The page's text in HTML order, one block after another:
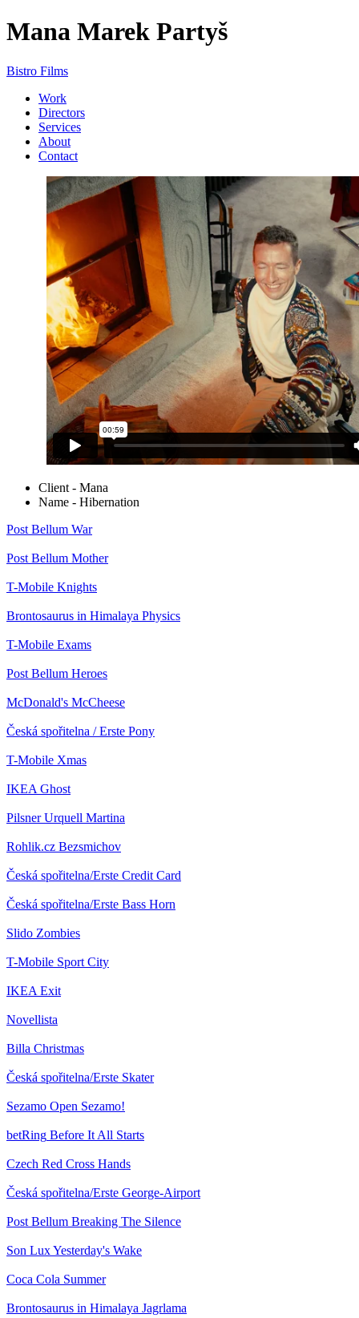
Mana Marek Partyš
Bistro Films
Work
Directors
Services
About
Contact
Client - Mana
Name - Hibernation
Post Bellum War
Post Bellum Mother
T-Mobile Knights
Brontosaurus in Himalaya Physics
T-Mobile Exams
Post Bellum Heroes
McDonald's McCheese
Česká spořitelna / Erste Pony
T-Mobile Xmas
IKEA Ghost
Pilsner Urquell Martina
Rohlik.cz Bezsmichov
Česká spořitelna/Erste Credit Card
Česká spořitelna/Erste Bass Horn
Slido Zombies
T-Mobile Sport City
IKEA Exit
Novellista
Billa Christmas
Česká spořitelna/Erste Skater
Sezamo Open Sezamo!
betRing Before It All Starts
Czech Red Cross Hands
Česká spořitelna/Erste George-Airport
Post Bellum Breaking The Silence
Son LuxYesterday's Wake
Coca Cola Summer
Brontosaurus in Himalaya Jagrlama